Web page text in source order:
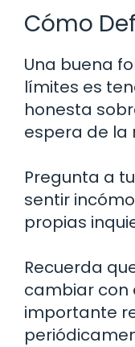
Cómo
Una buena
límites es
honesta
espera de la
Pregunta a
sentir
propias
Recuerda
cambiar con
importante